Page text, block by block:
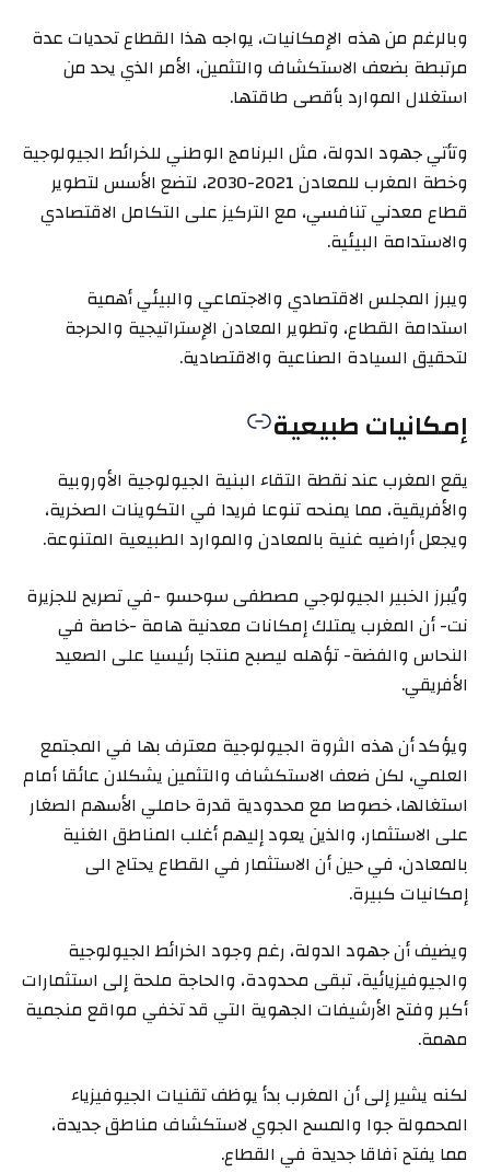
وبالرغم من هذه الإمكانيات، يواجه هذا القطاع تحديات عدة
مرتبطة بضعف الاستكشاف والتثمين، الأمر الذي يحد من
استغلال الموارد بأقصى طاقتها.
وتأتي جهود الدولة، مثل البرنامج الوطني للخرائط الجيولوجية
وخطة المغرب للمعادن 2021-2030، لتضع الأسس لتطوير
قطاع معدني تنافسي، مع التركيز على التكامل الاقتصادي
والاستدامة البيئية.
ويبرز المجلس الاقتصادي والاجتماعي والبيئي أهمية
استدامة القطاع، وتطوير المعادن الإستراتيجية والحرجة
لتحقيق السيادة الصناعية والاقتصادية.
إمكانيات طبيعية
يقع المغرب عند نقطة التقاء البنية الجيولوجية الأوروبية
والأفريقية، مما يمنحه تنوعا فريدا في التكوينات الصخرية،
ويجعل أراضيه غنية بالمعادن والموارد الطبيعية المتنوعة.
ويُبرز الخبير الجيولوجي مصطفى سوحسو -في تصريح للجزيرة
نت- أن المغرب يمتلك إمكانات معدنية هامة -خاصة في
النحاس والفضة- تؤهله ليصبح منتجا رئيسيا على الصعيد
الأفريقي.
ويؤكد أن هذه الثروة الجيولوجية معترف بها في المجتمع
العلمي، لكن ضعف الاستكشاف والتثمين يشكلان عائقا أمام
استغالها، خصوصا مع محدودية قدرة حاملي الأسهم الصغار
على الاستثمار، والذين يعود إليهم أغلب المناطق الغنية
بالمعادن، في حين أن الاستثمار في القطاع يحتاج الى
إمكانيات كبيرة.
ويضيف أن جهود الدولة، رغم وجود الخرائط الجيولوجية
والجيوفيزيائية، تبقى محدودة، والحاجة ملحة إلى استثمارات
أكبر وفتح الأرشيفات الجهوية التي قد تخفي مواقع منجمية
مهمة.
لكنه يشير إلى أن المغرب بدأ يوظف تقنيات الجيوفيزياء
المحمولة جوا والمسح الجوي لاستكشاف مناطق جديدة،
مما يفتح آفاقا جديدة في القطاع.